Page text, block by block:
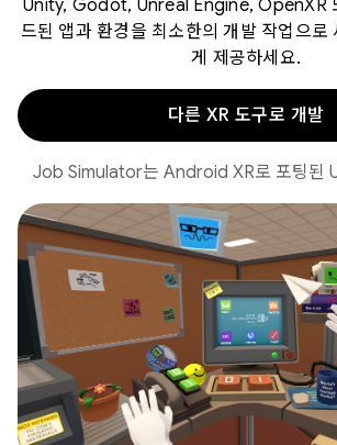
Unity, Godot, Unreal Engine, OpenXR
드된 앱과 환경을 최소한의 개발 작업으로
게 제공하세요.
다른 XR 도구로 개발
Job Simulator는 Android XR로 포팅된